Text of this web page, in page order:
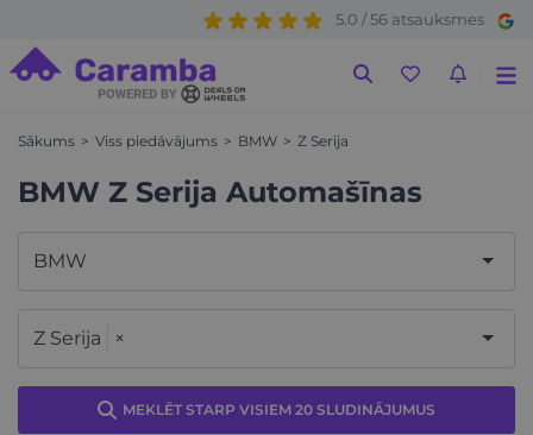
5.0 / 56 atsauksmes
Sākums Viss piedāvājums BMW Z Serija
BMW Z Serija Automašīnas
BMW
Z Serija ×
MEKLĒT STARP VISIEM 20 SLUDINĀJUMUS